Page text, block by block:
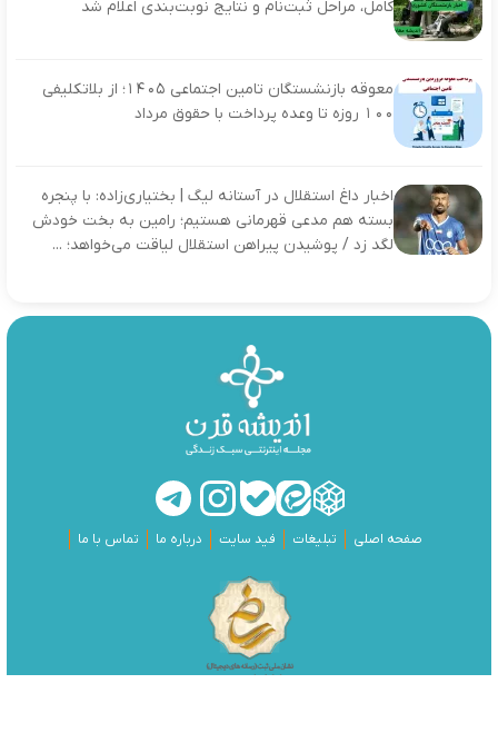
کامل، مراحل ثبت‌نام و نتایج نوبت‌بندی اعلام شد
معوقه بازنشستگان تامین اجتماعی ۱۴۰۵؛ از بلاتکلیفی
۱۰۰ روزه تا وعده پرداخت با حقوق مرداد
اخبار داغ استقلال در آستانه لیگ | بختیاری‌زاده: با پنجره
بسته هم مدعی قهرمانی هستیم؛ رامین به بخت خودش
لگد زد / پوشیدن پیراهن استقلال لیاقت می‌خواهد؛ ...
صفحه اصلی تبلیغات فید سایت درباره ما تماس با ما